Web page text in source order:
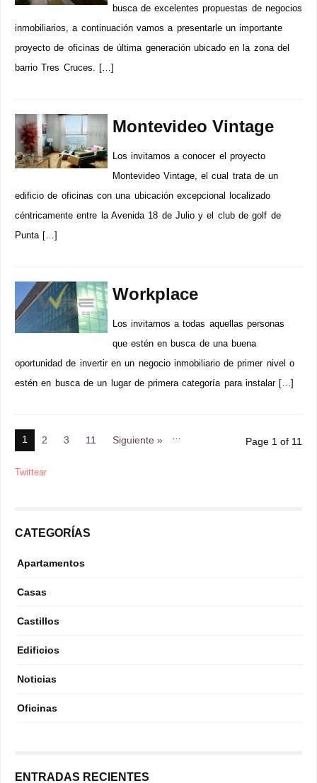
busca de excelentes propuestas de negocios
inmobiliarios, a continuación vamos a presentarle un importante
proyecto de oficinas de última generación ubicado en la zona del
barrio Tres Cruces. […]
Montevideo Vintage
Los invitamos a conocer el proyecto
Montevideo Vintage, el cual trata de un
edificio de oficinas con una ubicación excepcional localizado
céntricamente entre la Avenida 18 de Julio y el club de golf de
Punta […]
Workplace
Los invitamos a todas aquellas personas
que estén en busca de una buena
oportunidad de invertir en un negocio inmobiliario de primer nivel o
estén en busca de un lugar de primera categoría para instalar […]
1 2 3 …
11 Siguiente » Page 1 of 11
Twittear
CATEGORÍAS
Apartamentos
Casas
Castillos
Edificios
Noticias
Oficinas
ENTRADAS RECIENTES